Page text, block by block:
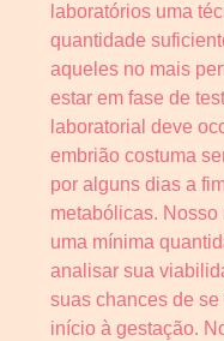
laboratórios uma
quantidade
aqueles no mais
estar em fase de
laboratorial deve
embrião costuma
por alguns dias a
metabólicas.
uma mínima
analisar sua
suas chances de
início à gestação.